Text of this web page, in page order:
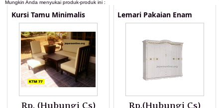
Mungkin Anda menyukai produk-produk ini :
Kursi Tamu Minimalis
Rp. (Hubungi Cs)
Lemari Pakaian Enam
Rp.(Hubungi Cs)